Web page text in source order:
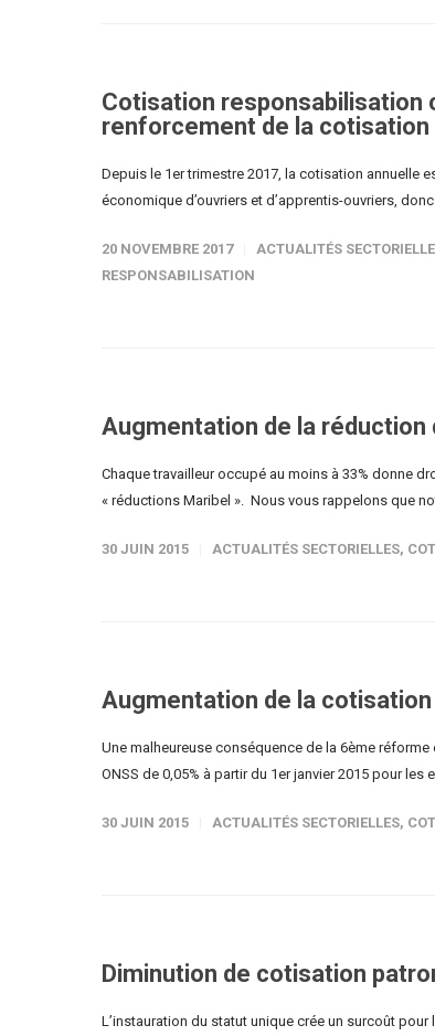
Cotisation
renforcement de la cotisation
Depuis le 1er trimestre 2017, la cotisation annuelle
économique d’ouvriers et d’apprentis-ouvriers,
20 NOVEMBRE 2017 ACTUALITÉS
RESPONSABILISATION
Augmentation de la
Chaque travailleur occupé au moins à 33% donne
« réductions Maribel ». Nous vous rappelons que
30 JUIN 2015 ACTUALITÉS SECTORIELLES,
Augmentation de la
Une malheureuse conséquence de la 6ème
ONSS de 0,05% à partir du 1er janvier 2015 pour les
30 JUIN 2015 ACTUALITÉS SECTORIELLES,
Diminution de cotisation
L’instauration du statut unique crée un surcoût